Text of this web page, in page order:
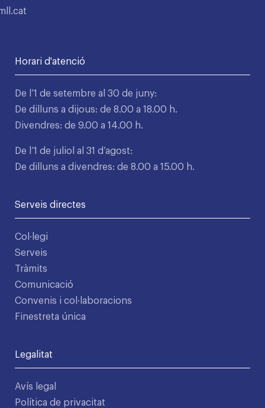
Horari d'atenció
De l’1 de setembre al 30 de juny:
De dilluns a dijous: de 8.00 a 18.00 h.
Divendres: de 9.00 a 14.00 h.
De l’1 de juliol al 31 d’agost:
De dilluns a divendres: de 8.00 a 15.00 h.
Serveis directes
Col·legi
Serveis
Tràmits
Comunicació
Convenis i col·laboracions
Finestreta única
Legalitat
Avís legal
Política de privacitat